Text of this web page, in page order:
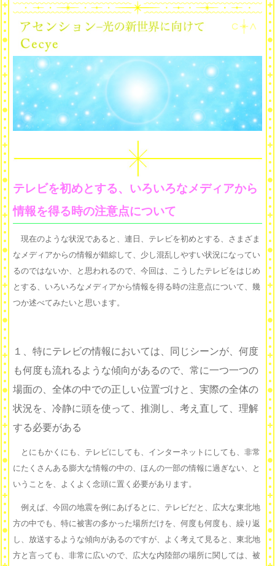
テレビを初めとする、いろいろなメディアから
情報を得る時の注意点について
現在のような状況であると、連日、テレビを初めとする、さまざま
なメディアからの情報が錯綜して、少し混乱しやすい状況になってい
るのではないか、と思われるので、今回は、こうしたテレビをはじめ
とする、いろいろなメディアから情報を得る時の注意点について、幾
つか述べてみたいと思います。
１、特にテレビの情報においては、同じシーンが、何度
も何度も流れるような傾向があるので、常に一つ一つの
場面の、全体の中での正しい位置づけと、実際の全体の
状況を、冷静に頭を使って、推測し、考え直して、理解
する必要がある
とにもかくにも、テレビにしても、インターネットにしても、非常
にたくさんある膨大な情報の中の、ほんの一部の情報に過ぎない、と
いうことを、よくよく念頭に置く必要があります。
例えば、今回の地震を例にあげるとに、テレビだと、広大な東北地
方の中でも、特に被害の多かった場所だけを、何度も何度も、繰り返
し、放送するような傾向があるのですが、よく考えて見ると、東北地
方と言っても、非常に広いので、広大な内陸部の場所に関しては、被